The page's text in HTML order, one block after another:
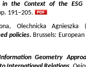
in the Context of the ESG
191–205.
Olechnicka Agnieszka
policies. Brussels:
Geometry